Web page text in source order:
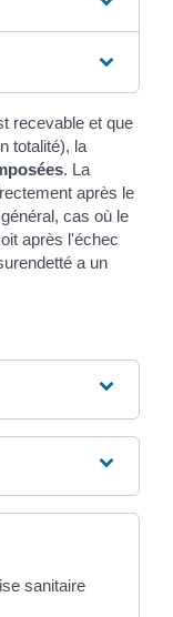
recevable et que
totalité), la
. La
après le
cas où le
après l'échec
a un
sanitaire